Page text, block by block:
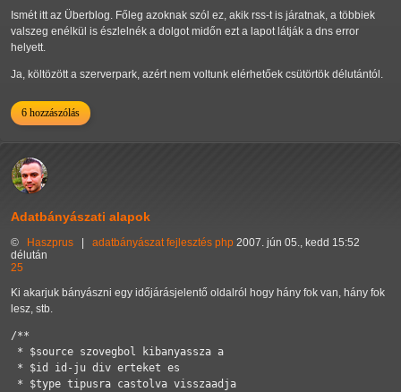
Ismét itt az Überblog. Főleg azoknak szól ez, akik rss-t is járatnak, a többiek
valszeg enélkül is észlelnék a dolgot midőn ezt a lapot látják a dns error
helyett.
Ja, költözött a szerverpark, azért nem voltunk elérhetőek csütörtök délutántól.
6 hozzászólás
Adatbányászati alapok
© Haszprus adatbányászat fejlesztés php 2007. jún 05., kedd 15:52
délután
25
Ki akarjuk bányászni egy időjárásjelentő oldalról hogy hány fok van, hány fok
lesz, stb.
/**
* $source szovegbol kibanyassza a
* $id id-ju div erteket es
* $type tipusra castolva visszaadja